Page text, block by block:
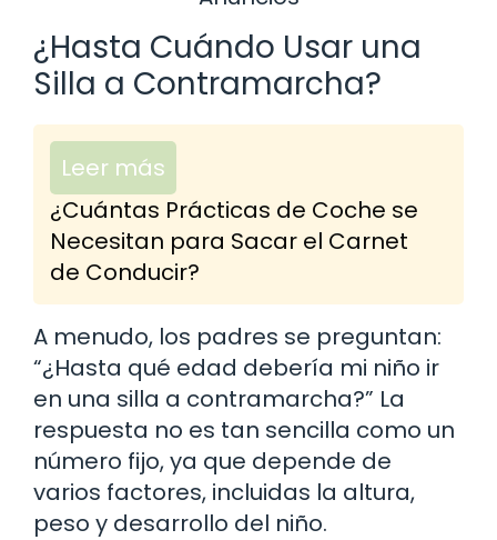
¿Hasta Cuándo Usar una
Silla a Contramarcha?
Leer más
¿Cuántas Prácticas de Coche se
Necesitan para Sacar el Carnet
de Conducir?
A menudo, los padres se preguntan:
“¿Hasta qué edad debería mi niño ir
en una silla a contramarcha?” La
respuesta no es tan sencilla como un
número fijo, ya que depende de
varios factores, incluidas la altura,
peso y desarrollo del niño.